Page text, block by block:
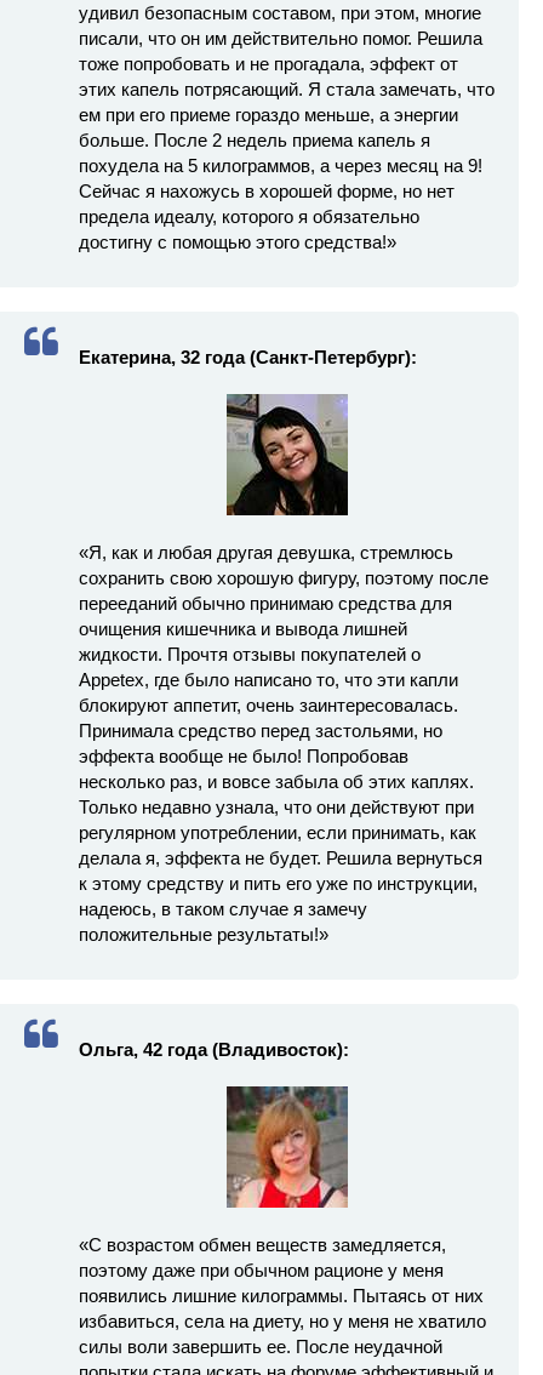
удивил безопасным составом, при этом, многие
писали, что он им действительно помог. Решила
тоже попробовать и не прогадала, эффект от
этих капель потрясающий. Я стала замечать, что
ем при его приеме гораздо меньше, а энергии
больше. После 2 недель приема капель я
похудела на 5 килограммов, а через месяц на 9!
Сейчас я нахожусь в хорошей форме, но нет
предела идеалу, которого я обязательно
достигну с помощью этого средства!»
Екатерина, 32 года (Санкт-Петербург):
«Я, как и любая другая девушка, стремлюсь
сохранить свою хорошую фигуру, поэтому после
перееданий обычно принимаю средства для
очищения кишечника и вывода лишней
жидкости. Прочтя отзывы покупателей о
Appetex, где было написано то, что эти капли
блокируют аппетит, очень заинтересовалась.
Принимала средство перед застольями, но
эффекта вообще не было! Попробовав
несколько раз, и вовсе забыла об этих каплях.
Только недавно узнала, что они действуют при
регулярном употреблении, если принимать, как
делала я, эффекта не будет. Решила вернуться
к этому средству и пить его уже по инструкции,
надеюсь, в таком случае я замечу
положительные результаты!»
Ольга, 42 года (Владивосток):
«С возрастом обмен веществ замедляется,
поэтому даже при обычном рационе у меня
появились лишние килограммы. Пытаясь от них
избавиться, села на диету, но у меня не хватило
силы воли завершить ее. После неудачной